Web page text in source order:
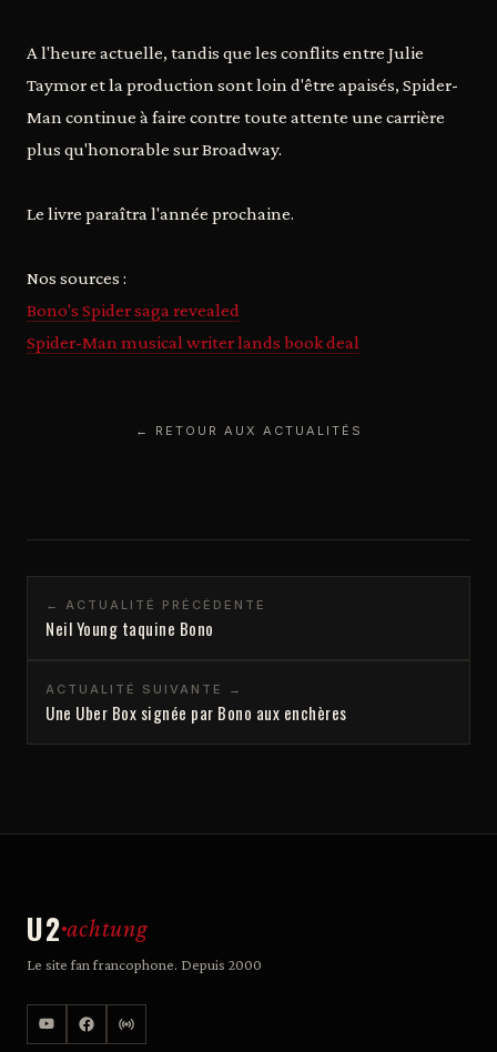
A l'heure actuelle, tandis que les conflits entre Julie
Taymor et la production sont loin d'être apaisés, Spider-
Man continue à faire contre toute attente une carrière
plus qu'honorable sur Broadway.
Le livre paraîtra l'année prochaine.
Nos sources :
Bono's Spider saga revealed
Spider-Man musical writer lands book deal
← RETOUR AUX ACTUALITÉS
← ACTUALITÉ PRÉCÉDENTE
Neil Young taquine Bono
ACTUALITÉ SUIVANTE →
Une Uber Box signée par Bono aux enchères
U2 achtung
Le site fan francophone. Depuis 2000